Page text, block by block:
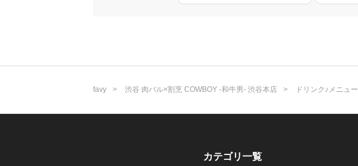
favy 渋谷 肉バル×割烹 COWBOY -和牛男- 渋谷本店 ドリンク♪メニュー
カテゴリ一覧